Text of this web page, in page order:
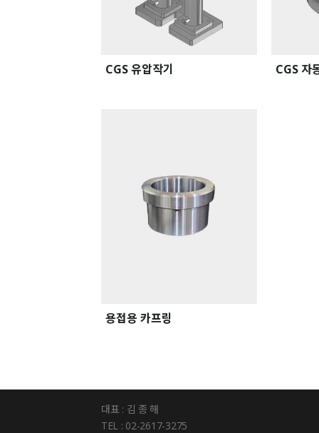
CGS 유압작기 CGS 자
용접용 카프링
대표 : 김 종 해
TEL : 02-2617-3275